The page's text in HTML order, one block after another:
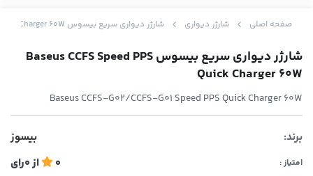
صفحه اصلی شارژر دیواری شارژر دیواری سریع بیسوس Baseus CCFS Speed PPS Quick Charger 60W
شارژر دیواری سریع بیسوس Baseus CCFS Speed PPS
Quick Charger 60W
Baseus CCFS-G02/CCFS-G01 Speed PPS Quick Charger 60W
برند: بیسوز
امتیاز : 0 از0رای